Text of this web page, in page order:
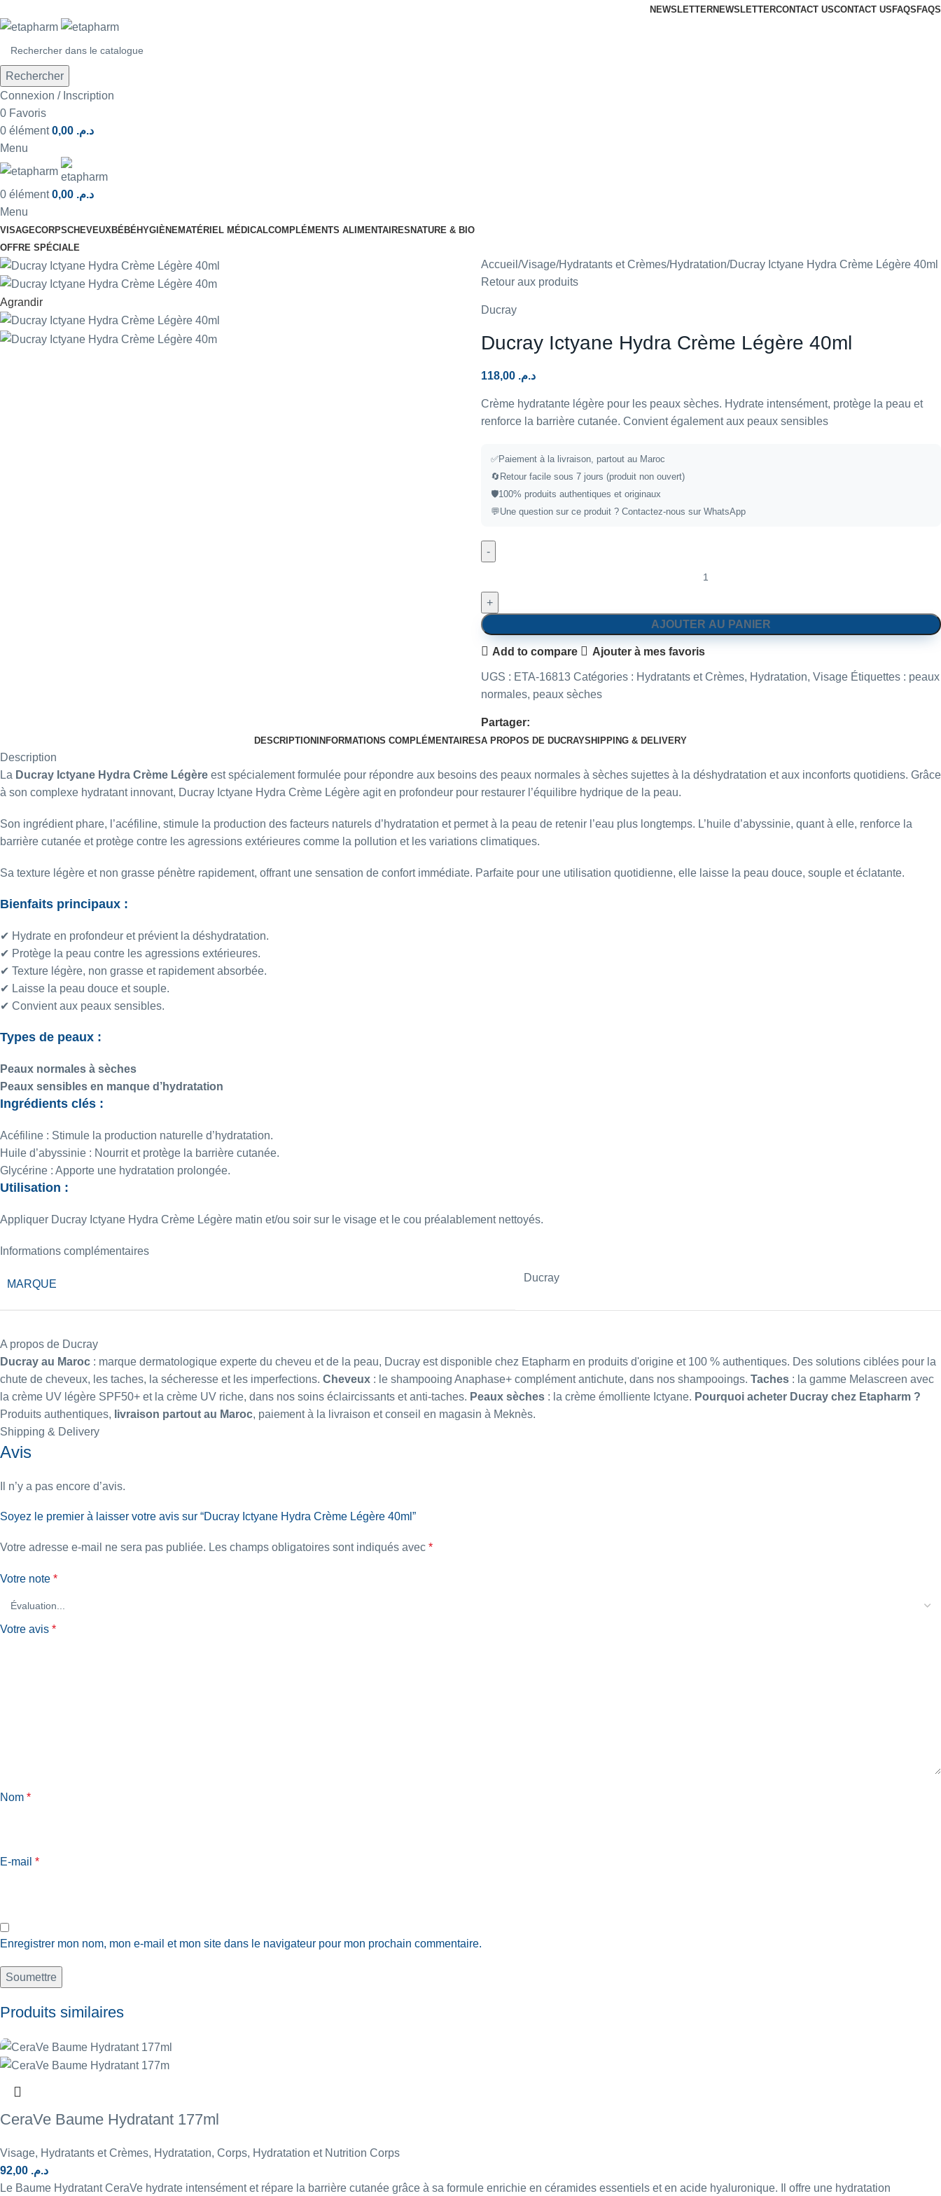
NEWSLETTERNEWSLETTERCONTACT USCONTACT US FAQS FAQS
Rechercher
Connexion / Inscription
0 Favoris
0 élément د.م.
Menu
0 élément د.م.
Menu
VISAGECORPSCHEVEUXBÉBÉHYGIÈNEMATÉRIEL MÉDICALCOMPLÉMENTS ALIMENTAIRES NATURE & BIO
OFFRE SPÉCIALE
Agrandir
Accueil Visage Hydratants et Crèmes Hydratation Ducray Ictyane Hydra Crème Légère 40ml
Retour aux produits
Ducray
Ducray Ictyane Hydra Crème Légère 40ml
د.م.
Crème hydratante légère pour les peaux sèches. Hydrate intensément, protège la peau et
renforce la barrière cutanée. Convient également aux peaux sensibles
✅Paiement à la livraison, partout au Maroc
🔄 Retour facile sous 7 jours (produit non ouvert)
🛡️100% produits authentiques et originaux
💬Une question sur ce produit ? Contactez-nous sur WhatsApp
AJOUTER AU PANIER
Add to compare Ajouter à mes favoris
UGS : ETA-16813 Catégories : Hydratants et Crèmes, Hydratation, Visage Étiquettes : peaux
normales, peaux sèches
Partager:
DESCRIPTION INFORMATIONS COMPLÉMENTAIRESA PROPOS DE DUCRAYSHIPPING & DELIVERY
Description
La Ducray Ictyane Hydra Crème Légère est spécialement formulée pour répondre aux besoins des peaux normales à sèches sujettes à la déshydratation et aux inconforts quotidiens. Grâce
à son complexe hydratant innovant, Ducray Ictyane Hydra Crème Légère agit en profondeur pour restaurer l’équilibre hydrique de la peau.
Son ingrédient phare, l’acéfiline, stimule la production des facteurs naturels d’hydratation et permet à la peau de retenir l’eau plus longtemps. L’huile d’abyssinie, quant à elle, renforce la
barrière cutanée et protège contre les agressions extérieures comme la pollution et les variations climatiques.
Sa texture légère et non grasse pénètre rapidement, offrant une sensation de confort immédiate. Parfaite pour une utilisation quotidienne, elle laisse la peau douce, souple et éclatante.
Bienfaits principaux :
✔ Hydrate en profondeur et prévient la déshydratation.
✔ Protège la peau contre les agressions extérieures.
✔ Texture légère, non grasse et rapidement absorbée.
✔ Laisse la peau douce et souple.
✔ Convient aux peaux sensibles.
Types de peaux :
Peaux normales à sèches
Peaux sensibles en manque d’hydratation
Ingrédients clés :
Acéfiline : Stimule la production naturelle d’hydratation.
Huile d’abyssinie : Nourrit et protège la barrière cutanée.
Glycérine : Apporte une hydratation prolongée.
Utilisation :
Appliquer Ducray Ictyane Hydra Crème Légère matin et/ou soir sur le visage et le cou préalablement nettoyés.
Informations complémentaires
MARQUE
Ducray
A propos de Ducray
Ducray au Maroc : marque dermatologique experte du cheveu et de la peau, Ducray est disponible chez Etapharm en produits d'origine et 100 % authentiques. Des solutions ciblées pour la
chute de cheveux, les taches, la sécheresse et les imperfections. Cheveux : le shampooing Anaphase+ complément antichute, dans nos shampooings. Taches : la gamme Melascreen avec
la crème UV légère SPF50+ et la crème UV riche, dans nos soins éclaircissants et anti-taches. Peaux sèches : la crème émolliente Ictyane. Pourquoi acheter Ducray chez Etapharm ?
Produits authentiques, livraison partout au Maroc, paiement à la livraison et conseil en magasin à Meknès.
Shipping & Delivery
Avis
Il n’y a pas encore d’avis.
Soyez le premier à laisser votre avis sur “Ducray Ictyane Hydra Crème Légère 40ml”
Votre adresse e-mail ne sera pas publiée. Les champs obligatoires sont indiqués avec *
Votre note *
Votre avis *
Nom *
E-mail *
Enregistrer mon nom, mon e-mail et mon site dans le navigateur pour mon prochain commentaire.
Produits similaires
CeraVe Baume Hydratant 177ml
Visage, Hydratants et Crèmes, Hydratation, Corps, Hydratation et Nutrition Corps
د.م.
Le Baume Hydratant CeraVe hydrate intensément et répare la barrière cutanée grâce à sa formule enrichie en céramides essentiels et en acide hyaluronique. Il offre une hydratation